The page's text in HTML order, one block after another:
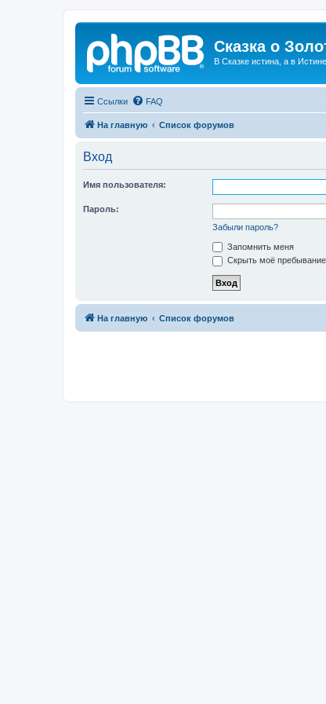
Сказка о
В Сказке истина, а в Истине
Ссылки FAQ
На главную Список форумов
Вход
Имя пользователя:
Пароль:
Забыли пароль?
Запомнить меня
Скрыть моё
На главную Список форумов